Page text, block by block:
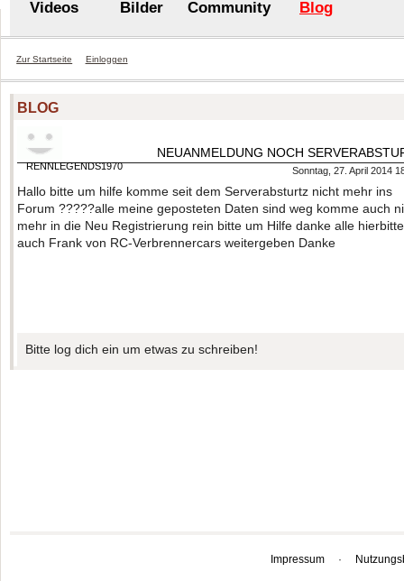
Videos Bilder Community Blog
Zur Startseite Einloggen
BLOG
NEUANMELDUNG NOCH
RENNLEGENDS1970 Sonntag, 27. April 2014
Hallo bitte um hilfe komme seit dem Serverabsturtz nicht mehr ins
Forum ?????alle meine geposteten Daten sind weg komme auch
mehr in die Neu Registrierung rein bitte um Hilfe danke alle hierbitte
auch Frank von RC-Verbrennercars weitergeben Danke
Bitte log dich ein um etwas zu schreiben!
Impressum ·